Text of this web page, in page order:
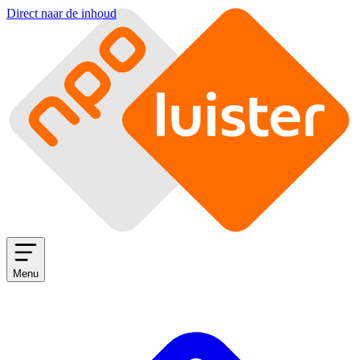
Direct naar de inhoud
Menu